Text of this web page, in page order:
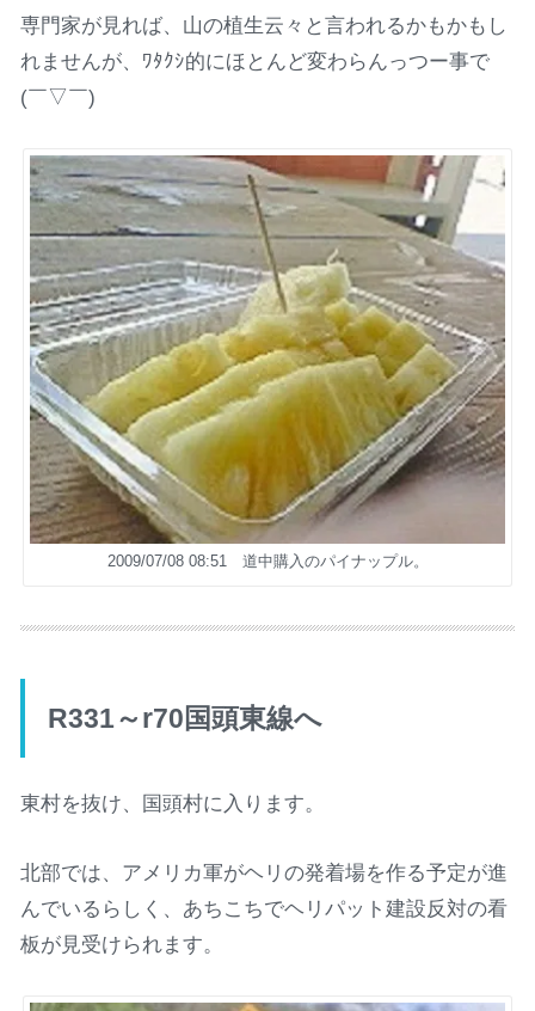
専門家が見れば、山の植生云々と言われるかもかもし
れませんが、ﾜﾀｸｼ的にほとんど変わらんっつー事で
(￣▽￣)
2009/07/08 08:51 道中購入のパイナップル。
R331～r70国頭東線へ
東村を抜け、国頭村に入ります。
北部では、アメリカ軍がヘリの発着場を作る予定が進
んでいるらしく、あちこちでヘリパット建設反対の看
板が見受けられます。